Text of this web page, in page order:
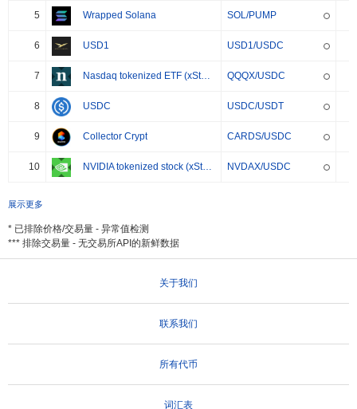
5 Wrapped Solana SOL/PUMP
6 USD1 USD1/USDC
7 Nasdaq tokenized ETF (xStock) QQQX/USDC
8 USDC USDC/USDT
9 Collector Crypt CARDS/USDC
10 NVIDIA tokenized stock (xStock) NVDAX/USDC
展示更多
* 已排除价格/交易量 - 异常值检测
*** 排除交易量 - 无交易所API的新鲜数据
关于我们
联系我们
所有代币
词汇表